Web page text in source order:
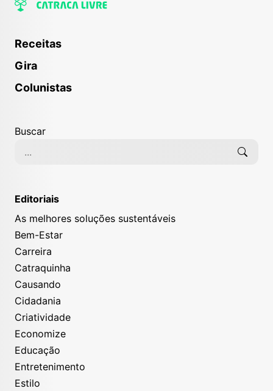
Receitas
Gira
Colunistas
Buscar
Editoriais
As melhores soluções sustentáveis
Bem-Estar
Carreira
Catraquinha
Causando
Cidadania
Criatividade
Economize
Educação
Entretenimento
Estilo